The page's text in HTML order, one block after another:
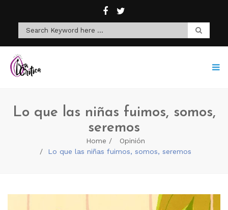
Lo que las niñas fuimos, somos,
seremos
Home
Opinión
Lo que las niñas fuimos, somos, seremos